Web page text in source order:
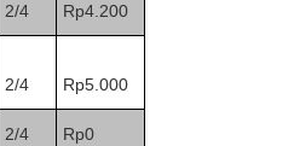
2/4 Rp4.200
2/4 Rp5.000
2/4 Rp0